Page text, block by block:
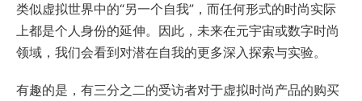
类似虚拟世界中的“另一个自我”，而任何形式的时尚实际
上都是个人身份的延伸。因此，未来在元宇宙或数字时尚
领域，我们会看到对潜在自我的更多深入探索与实验。
有趣的是，有三分之二的受访者对于虚拟时尚产品的购买